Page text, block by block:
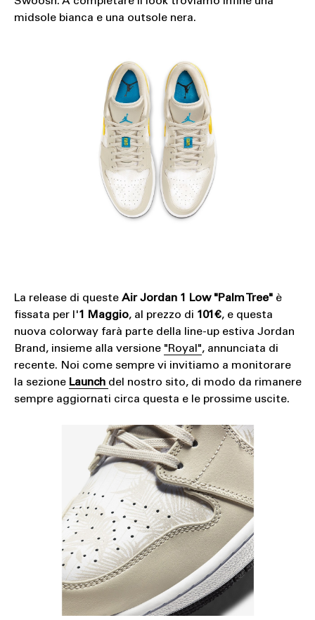
midsole bianca e una outsole nera.
La release di queste Air Jordan 1 Low "Palm Tree"è
fissata per l'1 Maggio, al prezzo di 101€, e questa
nuova colorway farà parte della line-up estiva Jordan
Brand, insieme alla versione "Royal", annunciata di
recente. Noi come sempre vi invitiamo a monitorare
la sezione Launch del nostro sito, di modo da rimanere
sempre aggiornati circa questa e le prossime uscite.